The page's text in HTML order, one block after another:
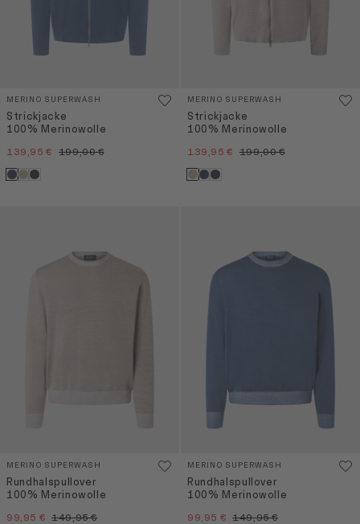
MERINO SUPERWASH
Strickjacke
100% Merinowolle
139,95 € 199,00 €
MERINO SUPERWASH
Strickjacke
100% Merinowolle
139,95 € 199,00 €
MERINO SUPERWASH
Rundhalspullover
100% Merinowolle
99,95 € 149,95 €
MERINO SUPERWASH
Rundhalspullover
100% Merinowolle
99,95 € 149,95 €